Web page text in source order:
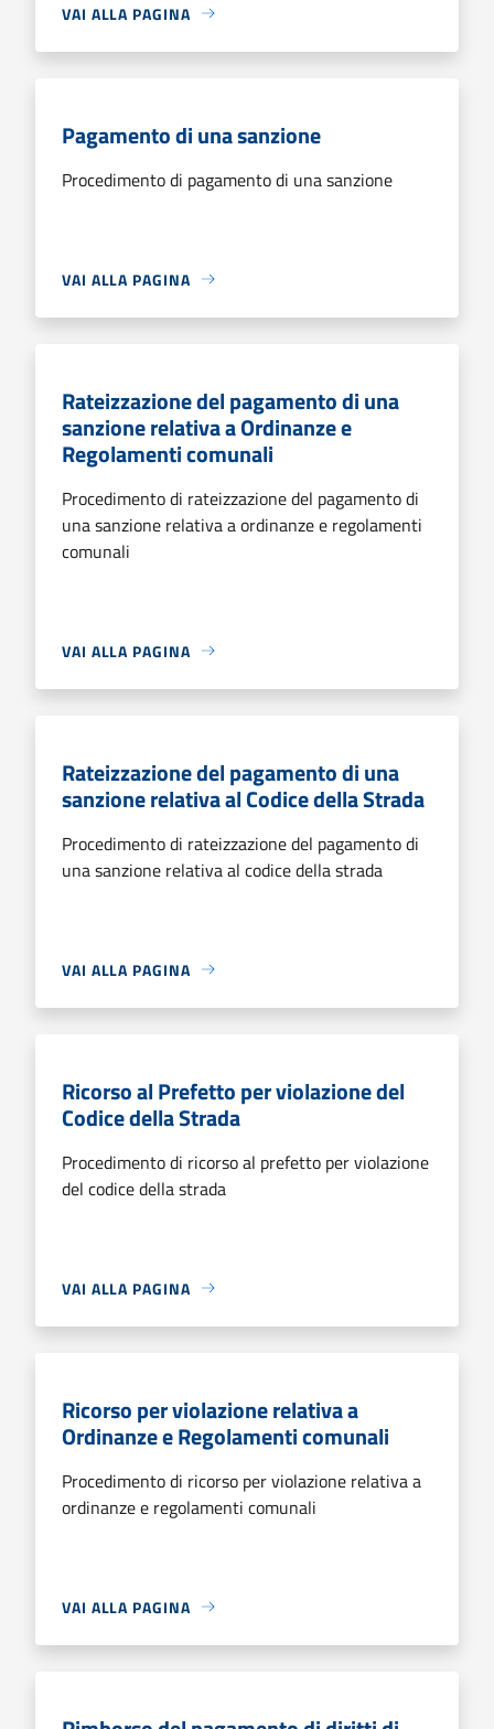
VAI ALLA PAGINA
Pagamento di una sanzione
Procedimento di pagamento di una sanzione
VAI ALLA PAGINA
Rateizzazione del pagamento di una
sanzione relativa a Ordinanze e
Regolamenti comunali
Procedimento di rateizzazione del pagamento di
una sanzione relativa a ordinanze e regolamenti
comunali
VAI ALLA PAGINA
Rateizzazione del pagamento di una
sanzione relativa al Codice della Strada
Procedimento di rateizzazione del pagamento di
una sanzione relativa al codice della strada
VAI ALLA PAGINA
Ricorso al Prefetto per violazione del
Codice della Strada
Procedimento di ricorso al prefetto per violazione
del codice della strada
VAI ALLA PAGINA
Ricorso per violazione relativa a
Ordinanze e Regolamenti comunali
Procedimento di ricorso per violazione relativa a
ordinanze e regolamenti comunali
VAI ALLA PAGINA